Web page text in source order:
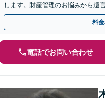
します。財産管理のお悩みから遺
引き継ぐ安心の事業承継をサポー
料
電話でお問い合わせ